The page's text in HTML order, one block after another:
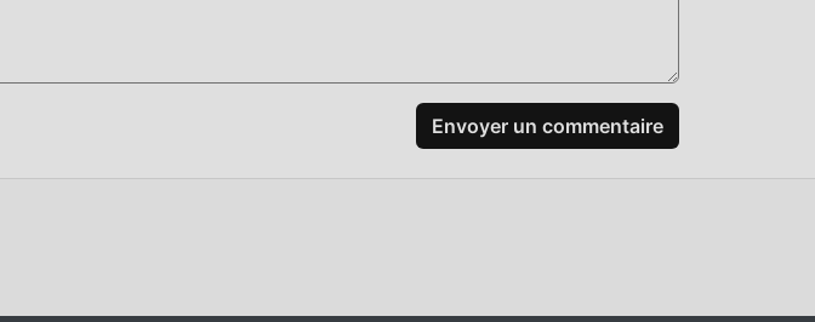
Envoyer un commentaire